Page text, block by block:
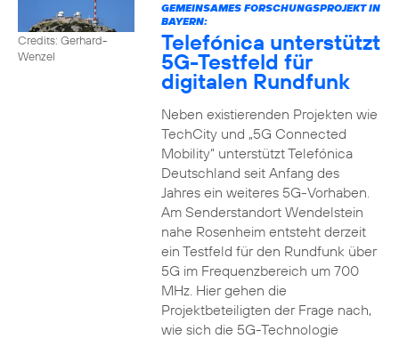
Credits: Gerhard-
Wenzel
GEMEINSAMES FORSCHUNGSPROJEKT IN
BAYERN:
Telefónica unterstützt
5G-Testfeld für
digitalen Rundfunk
Neben existierenden Projekten wie
TechCity und „5G Connected
Mobility“ unterstützt Telefónica
Deutschland seit Anfang des
Jahres ein weiteres 5G-Vorhaben.
Am Senderstandort Wendelstein
nahe Rosenheim entsteht derzeit
ein Testfeld für den Rundfunk über
5G im Frequenzbereich um 700
MHz. Hier gehen die
Projektbeteiligten der Frage nach,
wie sich die 5G-Technologie